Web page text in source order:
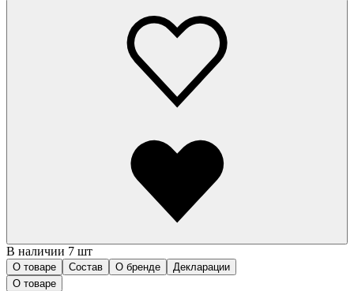
В наличии 7 шт
О товаре Состав О бренде
Декларации
О товаре